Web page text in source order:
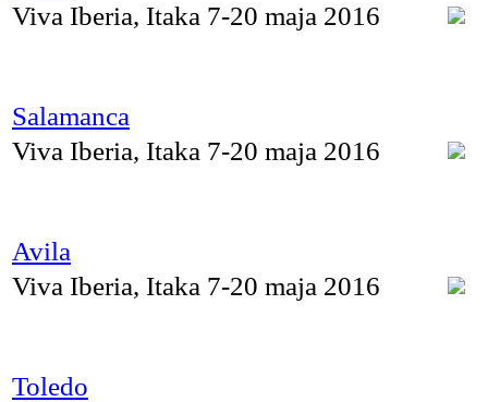
Viva Iberia, Itaka 7-20 maja 2016
Salamanca
Viva Iberia, Itaka 7-20 maja 2016
Avila
Viva Iberia, Itaka 7-20 maja 2016
Toledo